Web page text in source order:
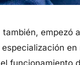
funcionamiento